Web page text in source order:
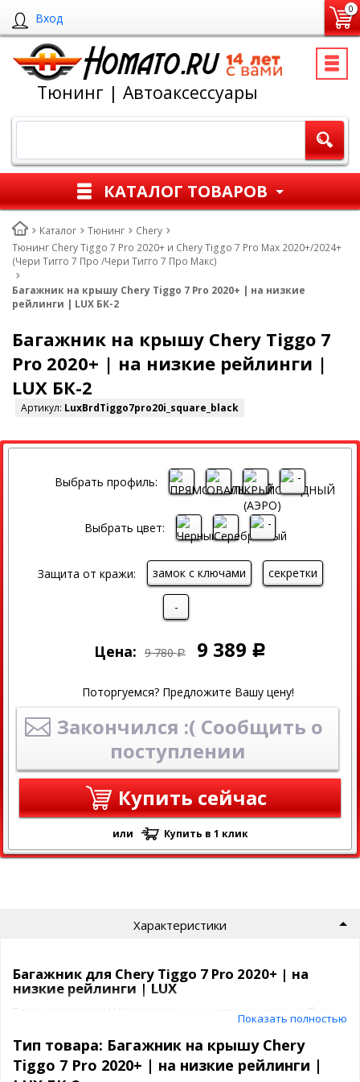
Вход
0
Тюнинг | Автоаксессуары
КАТАЛОГ ТОВАРОВ
Каталог Тюнинг
Chery
Тюнинг Chery Tiggo 7 Pro 2020+ и Chery Tiggo 7 Pro Max 2020+/2024+
(Чери Тигго 7 Про /Чери Тигго 7 Про Макс)
Багажник на крышу Chery Tiggo 7 Pro 2020+ | на низкие
рейлинги | LUX БК-2
Багажник на крышу Chery Tiggo 7
Pro 2020+ | на низкие рейлинги |
LUX БК-2
Артикул: LuxBrdTiggo7pro20i_square_black
СКИДКА
Выбрать профиль:
Выбрать цвет:
Защита от кражи: замок с ключами секретки
-
Цена: 9 780 Р 9 389 Р
Поторгуемся? Предложите Вашу цену!
Закончился :( Сообщить о
поступлении
Купить сейчас
или Купить в 1 клик
Характеристики
Багажник для Chery Tiggo 7 Pro 2020+ | на
низкие рейлинги | LUX
Багажная система LUX предназначена для установки на Chery
Tiggo 7 Pro 2020+ | на низкие рейлинги на крышу автомобиля.
Багажник ЛЮКС представляет собой
2 поперечины
Показать полностью
Тип товара: Багажник на крышу Chery
Tiggo 7 Pro 2020+ | на низкие рейлинги |